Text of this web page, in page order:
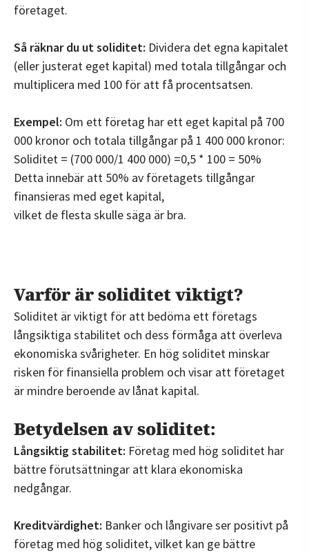
företaget.
Så räknar du ut soliditet: Dividera det egna kapitalet
(eller justerat eget kapital) med totala tillgångar och
multiplicera med 100 för att få procentsatsen.
Exempel: Om ett företag har ett eget kapital på 700
000 kronor och totala tillgångar på 1 400 000 kronor:
Soliditet = (700 000/1 400 000) =0,5 * 100 = 50%
Detta innebär att 50% av företagets tillgångar
finansieras med eget kapital,
vilket de flesta skulle säga är bra.
Varför är soliditet viktigt?
Soliditet är viktigt för att bedöma ett företags
långsiktiga stabilitet och dess förmåga att överleva
ekonomiska svårigheter. En hög soliditet minskar
risken för finansiella problem och visar att företaget
är mindre beroende av lånat kapital.
Betydelsen av soliditet:
Långsiktig stabilitet: Företag med hög soliditet har
bättre förutsättningar att klara ekonomiska
nedgångar.
Kreditvärdighet: Banker och långivare ser positivt på
företag med hög soliditet, vilket kan ge bättre